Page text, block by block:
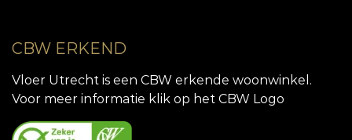
CBW ERKEND
Vloer Utrecht is een CBW erkende woonwinkel.
Voor meer informatie klik op het CBW Logo